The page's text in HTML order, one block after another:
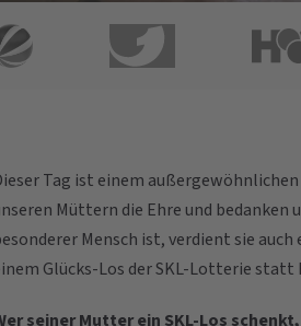
Tag ist einem
Müttern die Ehre und bedanken
Mensch ist, verdient sie
Glücks-Los der SKL-Lotterie statt
seiner Mutter ein SKL-Los